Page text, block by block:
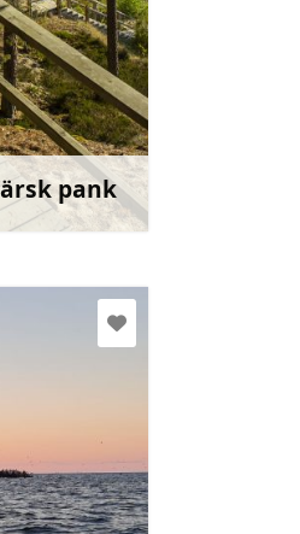
pank
teavet